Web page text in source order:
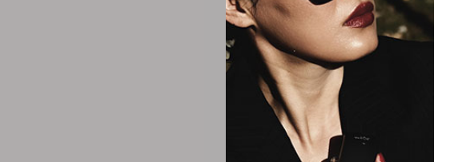
Sapil
Intense Eau De Toilette
$29.35